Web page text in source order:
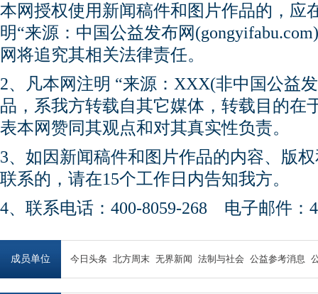
本网授权使用新闻稿件和图片作品的，应
明“来源：中国公益发布网
网将追究其相关法律责任。
2、凡本网注明 “来源：XXX(非中国公益
品，系我方转载自其它媒体，转载目的在
表本网赞同其观点和对其真实性负责。
3、如因新闻稿件和图片作品的内容、版
联系的，请在15个工作日内告知我方。
4、联系电话：400-8059-268 电子邮件：
成员单位 今日头条 北方周末 无界新闻 法制与社会 公益参考消息